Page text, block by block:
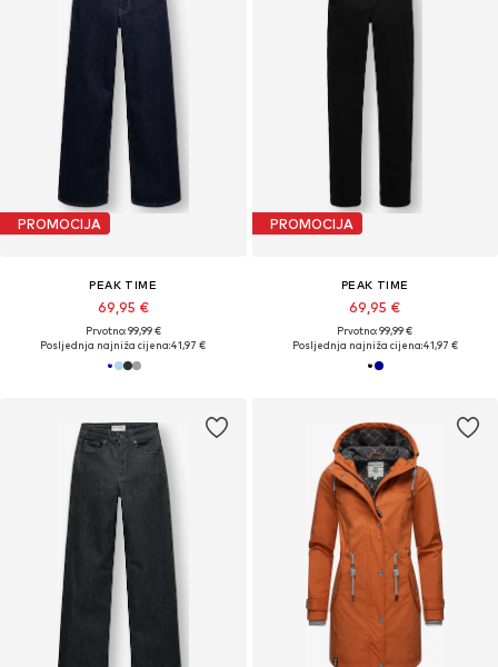
PROMOCIJA
PEAK TIME
69,95 €
Prvotno: 99,99 €
Posljednja najniža cijena:41,97 €
PROMOCIJA
PEAK TIME
69,95 €
Prvotno: 99,99 €
Posljednja najniža cijena:41,97 €